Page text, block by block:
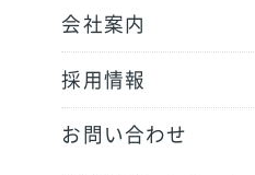
会社案内
採用情報
お問い合わせ